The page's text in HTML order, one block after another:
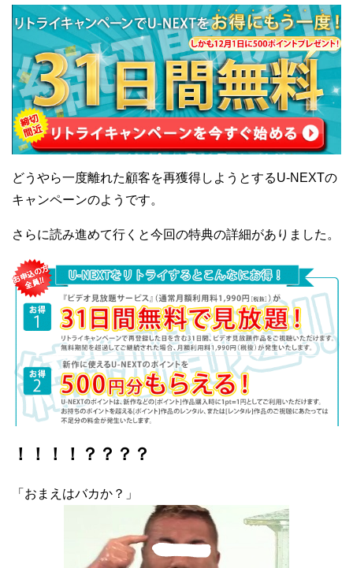
どうやら一度離れた顧客を再獲得しようとするU-NEXTの
キャンペーンのようです。
さらに読み進めて行くと今回の特典の詳細がありました。
！！！！？？？？
「おまえはバカか？」